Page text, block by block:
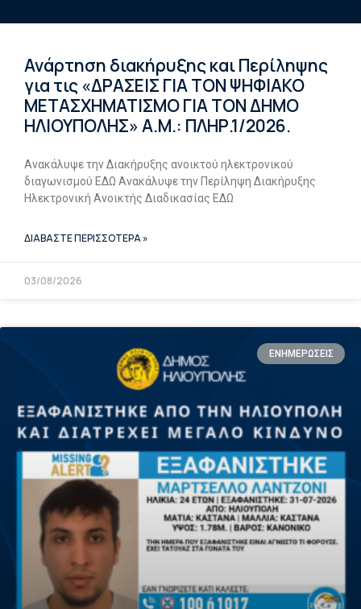
Ανάρτηση διακήρυξης και Περίληψης
για τις «ΔΡΑΣΕΙΣ ΓΙΑ ΤΟΝ ΨΗΦΙΑΚΟ
ΜΕΤΑΣΧΗΜΑΤΙΣΜΟ ΓΙΑ ΤΟΝ ΔΗΜΟ
ΗΛΙΟΥΠΟΛΗΣ» Α.Μ.: ΠΛΗΡ.1/2026.
Ανακάλυψε την Διακήρυξης ανοικτού ηλεκτρονικού
διαγωνισμού ΕΔΩ Ανακάλυψε την Περίληψη Διακήρυξης
Ηλεκτρονική Ανοικτής Διαδικασίας ΕΔΩ
ΔΙΑΒΑΣΤΕ ΠΕΡΙΣΣΟΤΕΡΑ »
03/08/2026
ΕΝΗΜΕΡΩΣΕΙΣ